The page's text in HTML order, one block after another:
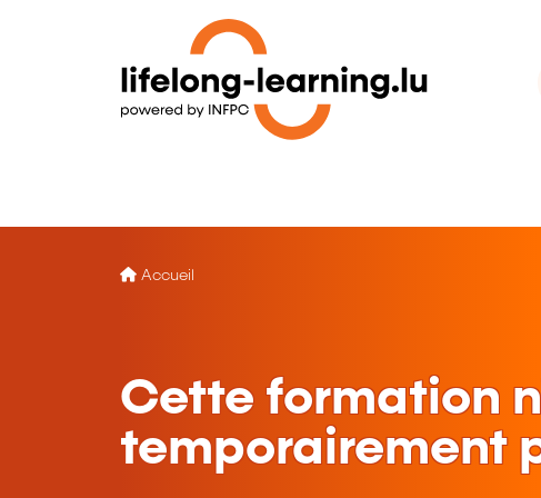
Accueil
Cette formation
temporairement